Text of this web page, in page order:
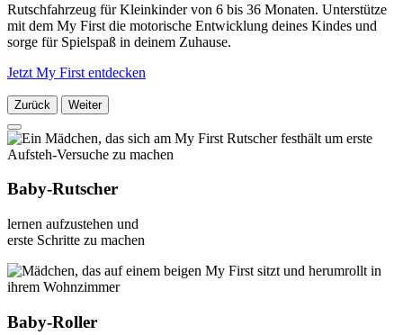
Rutschfahrzeug für Kleinkinder von 6 bis 36 Monaten. Unterstütze
mit dem My First die motorische Entwicklung deines Kindes und
sorge für Spielspaß in deinem Zuhause.
Jetzt My First entdecken
Zurück Weiter
Baby-Rutscher
lernen aufzustehen und
erste Schritte zu machen
Baby-Roller